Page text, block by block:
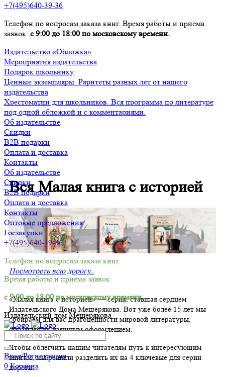
+7(495)640-39-36
Телефон по вопросам заказа книг. Время работы и приёма
заявок: с 9:00 до 18:00 по московскому времени.
Издательство «Обложка»
Мероприятия издательства
Подарок школьнику
Ценные экземпляры. Раритеты разных лет от нашего
издательства
Хрестоматии для школьников. Вся программа по литературе
под одной обложкой и с комментариями.
Об издательстве
Скидки
B2B подарки
Оплата и доставка
Контакты
Об издательстве
Скидки
B2B подарки
Оплата и доставка
Контакты
Оптовые предложения
Госзакупки
+7(495)640-39-36
Телефон по вопросам заказа книг.
Время работы и приёма заявок:
с 9:00 до 18:00 по московскому времени.
Издательский дом Мещерякова
Вход/Регистрация
0 Корзина
Вся Малая книга с историей
Посмотреть всю дорогу..
«Малая книга с историей» — серия, ставшая сердцем
Издательского Дома Мещерякова. Вот уже более 15 лет мы
собираем для вас драгоценности мировой литературы,
обрамляя их изящным оформлением.
Чтобы облегчить нашим читателям путь к интересующим
книгам, мы решили разделить их на 4 ключевые для серии
дороги: